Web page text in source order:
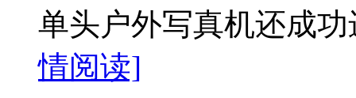
单头户外写真机还成
情阅读]